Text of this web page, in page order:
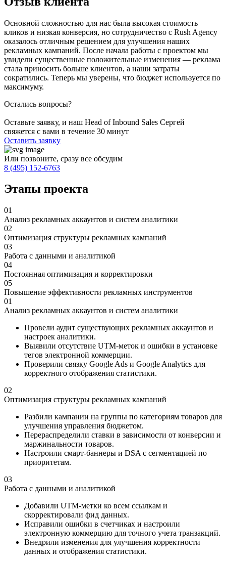
Основной сложностью для нас была высокая стоимость
кликов и низкая конверсия, но сотрудничество с Rush Agency
оказалось отличным решением для улучшения наших
рекламных кампаний. После начала работы с проектом мы
увидели существенные положительные изменения — реклама
стала приносить больше клиентов, а наши затраты
сократились. Теперь мы уверены, что бюджет используется по
максимуму.
Остались вопросы?
Оставьте заявку, и наш Head of Inbound Sales Сергей
свяжется с вами в течение 30 минут
Оставить заявку
Или позвоните, сразу все обсудим
8 (495) 152-6763
Этапы проекта
01
Анализ рекламных аккаунтов и систем аналитики
02
Оптимизация структуры рекламных кампаний
03
Работа с данными и аналитикой
04
Постоянная оптимизация и корректировки
05
Повышение эффективности рекламных инструментов
01
Анализ рекламных аккаунтов и систем аналитики
Провели аудит существующих рекламных аккаунтов и
настроек аналитики.
Выявили отсутствие UTM-меток и ошибки в установке
тегов электронной коммерции.
Проверили связку Google Ads и Google Analytics для
корректного отображения статистики.
02
Оптимизация структуры рекламных кампаний
Разбили кампании на группы по категориям товаров для
улучшения управления бюджетом.
Перераспределили ставки в зависимости от конверсии и
маржинальности товаров.
Настроили смарт-баннеры и DSA с сегментацией по
приоритетам.
03
Работа с данными и аналитикой
Добавили UTM-метки ко всем ссылкам и
скорректировали фид данных.
Исправили ошибки в счетчиках и настроили
электронную коммерцию для точного учета транзакций.
Внедрили изменения для улучшения корректности
данных и отображения статистики.